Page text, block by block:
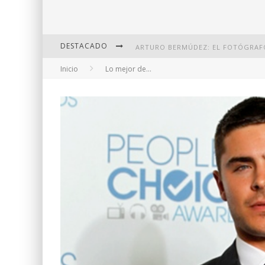
DESTACADO
DI MARTINI: FOTOGRAFÍA
Inicio Lo mejor de...